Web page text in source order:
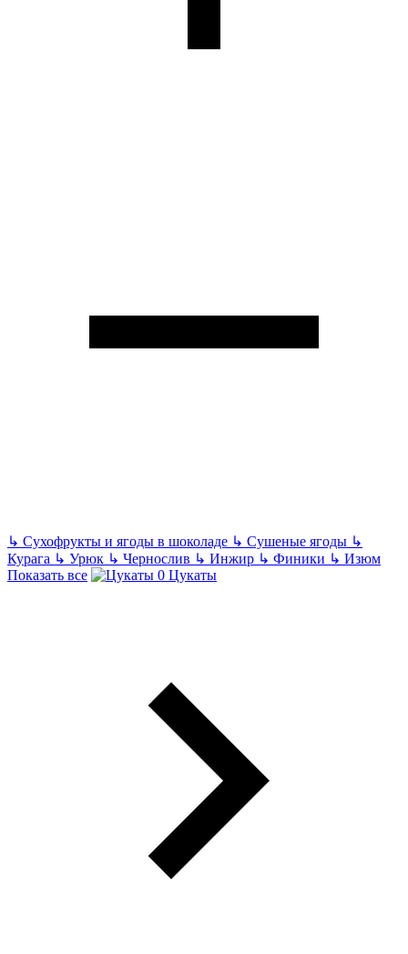
↳ Сухофрукты и ягоды в шоколаде ↳ Сушеные ягоды ↳
Курага ↳ Урюк ↳ Чернослив ↳ Инжир ↳ Финики ↳ Изюм
Показать все
Цукаты